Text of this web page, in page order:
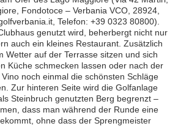
Fondotoce – Verbania VCO, 28924,
Telefon: +39 0323 80800).
genutzt wird, beherbergt nicht nur
auch ein kleines Restaurant. Zusätzlich
Wetter auf der Terrasse sitzen und sich
Küche schmecken lassen oder nach der
noch einmal die schönsten Schläge
Zur hinteren Seite wird die Golfanlage
Steinbruch genutzten Berg begrenzt –
dass man während der Runde eine
ohne dass der Sprengmeister